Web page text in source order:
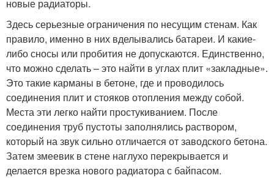
новые радиаторы.
Здесь серьезные ограничения по несущим стенам. Как
правило, именно в них вделывались батареи. И какие-
либо сносы или пробития не допускаются. Единственно,
что можно сделать – это найти в углах плит «закладные».
Это такие карманы в бетоне, где и проводилось
соединения плит и стояков отопления между собой.
Места эти легко найти простукиванием. После
соединения труб пустоты заполнялись раствором,
который на звук сильно отличается от заводского бетона.
Затем змеевик в стене наглухо перекрывается и
делается врезка нового радиатора с байпасом.